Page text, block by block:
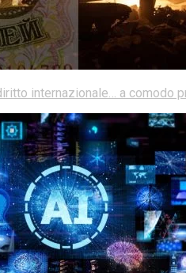
internazionale… a comodo